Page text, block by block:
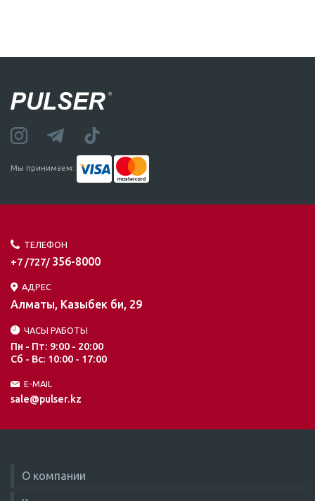
Мы принимаем:
ТЕЛЕФОН
+7 /727/ 356-8000
АДРЕС
Алматы, Казыбек би, 29
ЧАСЫ РАБОТЫ
Пн - Пт: 9:00 - 20:00
Сб - Вс: 10:00 - 17:00
E-MAIL
sale@pulser.kz
О компании